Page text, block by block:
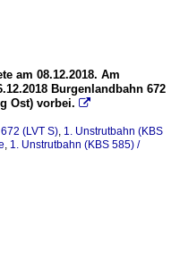
am 08.12.2018. Am
Burgenlandbahn 672
Ost) vorbei. 
(LVT S), 1. Unstrutbahn (KBS
, 1. Unstrutbahn (KBS 585) /